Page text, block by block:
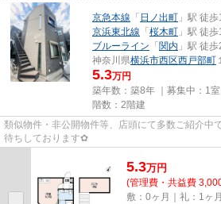
京急本線 「 日ノ出町 」駅 徒
京浜東北線 「 桜木町 」駅 徒
ブルーライン 「 関内 」駅 徒
神奈川県横浜市西区西戸部町
5.3万円
築年数：築8年 ｜募集中： 1室
階数：2階建
類似物件・非公開物件等、店頭にて多数ご紹介中
待ちしております✿
5.3万円
(管理費・共益費
敷：0ヶ月｜礼：1ヶ月